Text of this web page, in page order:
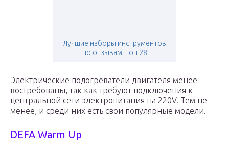
Лучшие наборы инструментов
по отзывам. топ 28
Электрические подогреватели двигателя менее
востребованы, так как требуют подключения к
центральной сети электропитания на 220V. Тем не
менее, и среди них есть свои популярные модели.
DEFA Warm Up